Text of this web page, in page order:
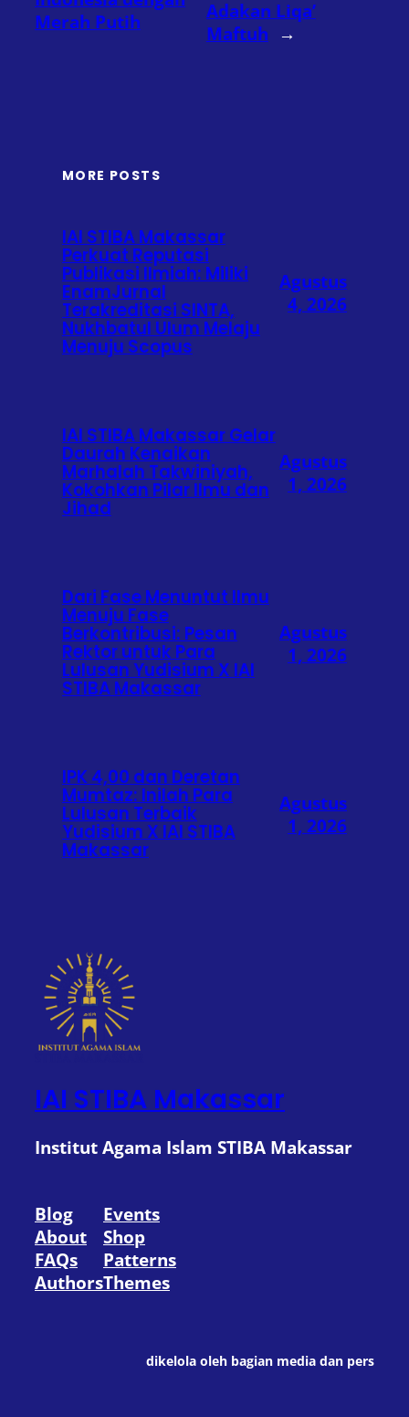
Merah Putih
Adakan Liqa’
Maftuh →
MORE POSTS
IAI STIBA Makassar
Perkuat Reputasi
Publikasi Ilmiah: Miliki
EnamJurnal
Terakreditasi SINTA,
Nukhbatul Ulum Melaju
Menuju Scopus
Agustus
4, 2026
IAI STIBA Makassar Gelar
Daurah Kenaikan
Marhalah Takwiniyah,
Kokohkan Pilar Ilmu dan
Jihad
Agustus
1, 2026
Dari Fase Menuntut Ilmu
Menuju Fase
Berkontribusi: Pesan
Rektor untuk Para
Lulusan Yudisium X IAI
STIBA Makassar
Agustus
1, 2026
IPK 4,00 dan Deretan
Mumtaz: Inilah Para
Lulusan Terbaik
Yudisium X IAI STIBA
Makassar
Agustus
1, 2026
IAI STIBA Makassar
Institut Agama Islam STIBA Makassar
Blog
About
FAQs
Authors
Events
Shop
Patterns
Themes
dikelola oleh bagian media dan pers